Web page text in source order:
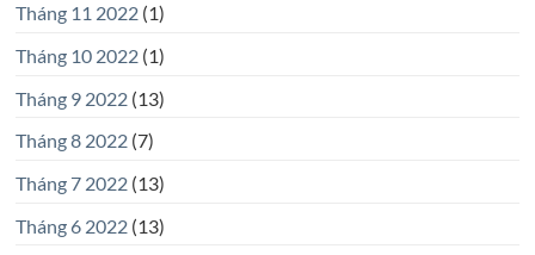
Tháng 11 2022(1)
Tháng 10 2022(1)
Tháng 9 2022(13)
Tháng 8 2022(7)
Tháng 7 2022(13)
Tháng 6 2022(13)